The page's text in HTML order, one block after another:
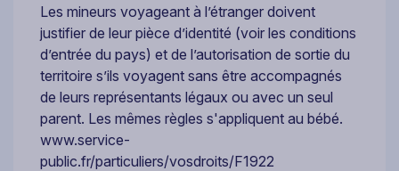
Les mineurs voyageant à l’étranger doivent
justifier de leur pièce d’identité (voir les conditions
d’entrée du pays) et de l’autorisation de sortie du
territoire s’ils voyagent sans être accompagnés
de leurs représentants légaux ou avec un seul
parent. Les mêmes règles s'appliquent au bébé.
www.service-
public.fr/particuliers/vosdroits/F1922